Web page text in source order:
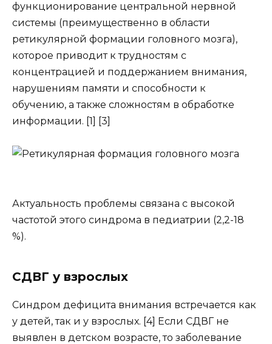
функционирование центральной нервной
системы (преимущественно в области
ретикулярной формации головного мозга),
которое приводит к трудностям с
концентрацией и поддержанием внимания,
нарушениям памяти и способности к
обучению, а также сложностям в обработке
информации. [1] [3]
Актуальность проблемы связана с высокой
частотой этого синдрома в педиатрии (2,2-18
%).
СДВГ у взрослых
Синдром дефицита внимания встречается как
у детей, так и у взрослых. [4] Если СДВГ не
выявлен в детском возрасте, то заболевание